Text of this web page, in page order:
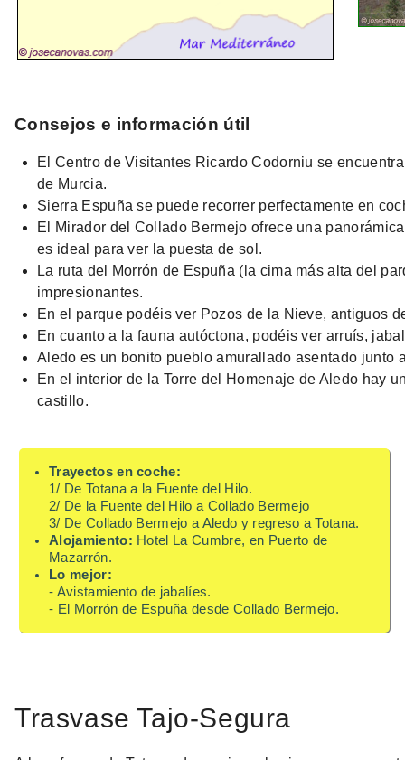
Consejos e información útil
El Centro de Visitantes Ricardo Codorniu se
de Murcia.
Sierra Espuña se puede recorrer perfectamente en
El Mirador del Collado Bermejo ofrece una
es ideal para ver la puesta de sol.
La ruta del Morrón de Espuña (la cima más alta del
impresionantes.
En el parque podéis ver Pozos de la Nieve, antiguos
En cuanto a la fauna autóctona, podéis ver arruís,
Aledo es un bonito pueblo amurallado asentado junto
En el interior de la Torre del Homenaje de Aledo hay
castillo.
Trayectos en coche:
1/ De Totana a la Fuente del Hilo.
2/ De la Fuente del Hilo a Collado Bermejo
3/ De Collado Bermejo a Aledo y regreso a Totana.
Alojamiento: Hotel La Cumbre, en Puerto de
Mazarrón.
Lo mejor:
- Avistamiento de jabalíes.
- El Morrón de Espuña desde Collado Bermejo.
Trasvase Tajo-Segura